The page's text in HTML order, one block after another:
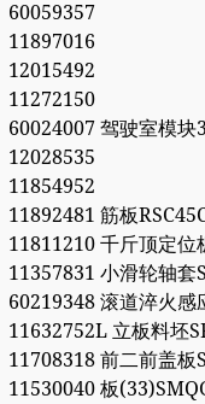
60059357
11897016
12015492
11272150
60024007 驾驶室模块
12028535
11854952
11892481 筋板
11811210 千斤顶定
11357831 小滑轮轴套
60219348 滚道淬火感
11632752L 立板料坯
11708318 前二前盖板
11530040 板